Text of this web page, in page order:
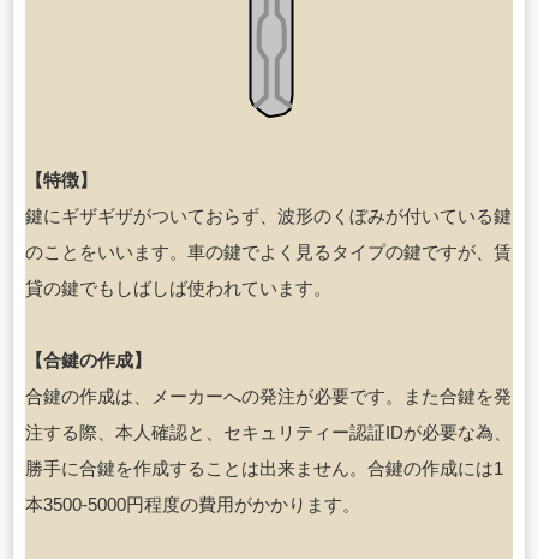
【特徴】
鍵にギザギザがついておらず、波形のくぼみが付いている鍵
のことをいいます。車の鍵でよく見るタイプの鍵ですが、賃
貸の鍵でもしばしば使われています。
【合鍵の作成】
合鍵の作成は、メーカーへの発注が必要です。また合鍵を発
注する際、本人確認と、セキュリティー認証IDが必要な為、
勝手に合鍵を作成することは出来ません。合鍵の作成には1
本3500-5000円程度の費用がかかります。